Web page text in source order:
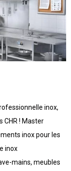
inox,
CHR ! Master
inox pour les
inox
mains, meubles